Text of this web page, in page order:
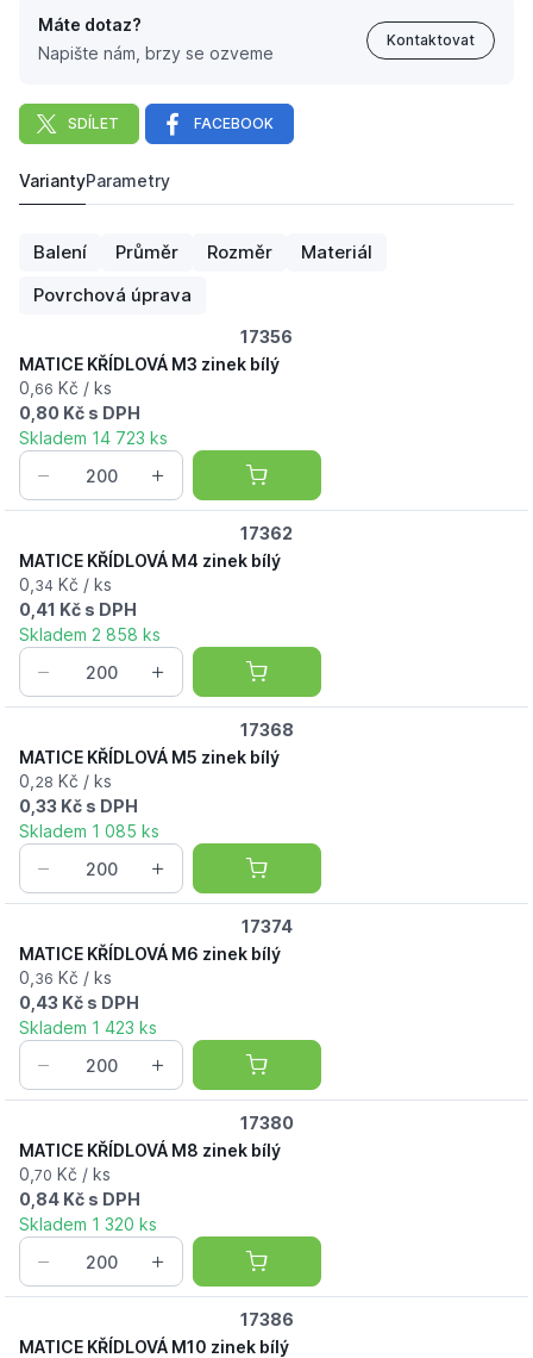
Máte dotaz?
Napište nám, brzy se ozveme
Kontaktovat
SDÍLET FACEBOOK
MATICE KŘÍDLOVÁ M3 zinek bílý
0, Kč
VariantyParametry
Balení Průměr Rozměr
Materiál
Povrchová úprava
17356
MATICE KŘÍDLOVÁ M3 zinek bílý
0, 66 Kč / ks
0,80 Kč s DPH
Skladem 14 723 ks
17362
MATICE KŘÍDLOVÁ M4 zinek bílý
0, 34 Kč / ks
0,41 Kč s DPH
Skladem 2 858 ks
17368
MATICE KŘÍDLOVÁ M5 zinek bílý
0, 28 Kč / ks
0,33 Kč s DPH
Skladem 1 085 ks
17374
MATICE KŘÍDLOVÁ M6 zinek bílý
0, 36 Kč / ks
0,43 Kč s DPH
Skladem 1 423 ks
17380
MATICE KŘÍDLOVÁ M8 zinek bílý
0, 70 Kč / ks
0,84 Kč s DPH
Skladem 1 320 ks
17386
MATICE KŘÍDLOVÁ M10 zinek bílý